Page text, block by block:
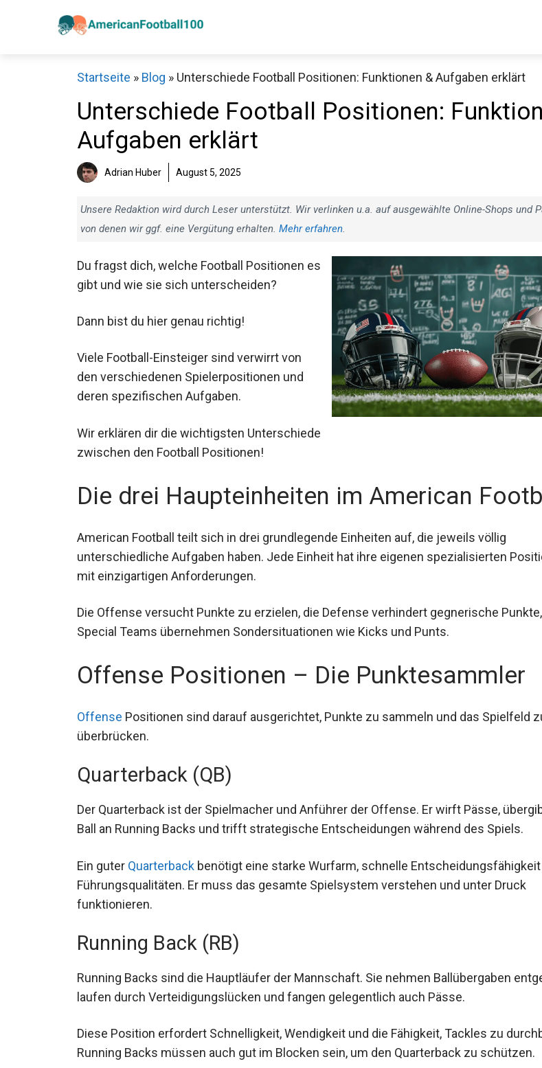
Startseite » Blog » Unterschiede Football Positionen: Funktionen & Aufgaben erklärt
Unterschiede Football Positionen:
Aufgaben erklärt
Adrian Huber August 5, 2025
Unsere Redaktion wird durch Leser unterstützt. Wir verlinken u.a. auf ausgewählte Online-Shops und
von denen wir ggf. eine Vergütung erhalten. Mehr erfahren.
Du fragst dich, welche Football Positionen
es gibt und wie sie sich unterscheiden?
Dann bist du hier genau richtig!
Viele Football-Einsteiger sind verwirrt von
den verschiedenen Spielerpositionen und
deren spezifischen Aufgaben.
Wir erklären dir die wichtigsten Unterschiede zwischen den Football Positionen!
unterschiedliche Aufgaben haben. Jede Einheit hat ihre eigenen spezialisierten
mit einzigartigen Anforderungen.
die Special Teams übernehmen Sondersituationen wie Kicks und Punts.
überbrücken.
Der Quarterback ist der Spielmacher und Anführer der Offense. Er wirft Pässe,
Ball an Running Backs und trifft strategische Entscheidungen während des Spiels.
Führungsqualitäten. Er muss das gesamte Spielsystem verstehen und unter Druck
funktionieren.
Running Backs sind die Hauptläufer der Mannschaft. Sie nehmen Ballübergaben
laufen durch Verteidigungslücken und fangen gelegentlich auch Pässe.
durchbrechen. Running Backs müssen auch gut im Blocken sein, um den
schützen.
Decathlon Sale
Schaue dir jetzt die meistverkauften Produkte im
Jetzt anschauen